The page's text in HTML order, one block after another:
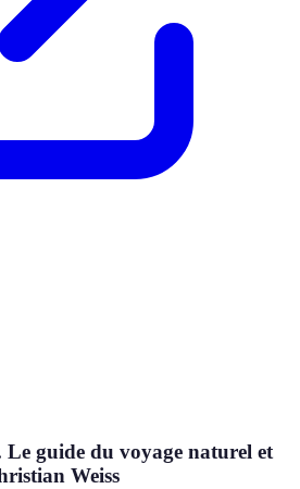
Le guide du voyage naturel et
Weiss